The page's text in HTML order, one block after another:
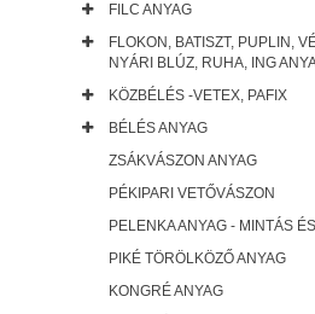
FILC ANYAG
FLOKON, BATISZT, PUPLIN,
NYÁRI BLÚZ, RUHA, ING
KÖZBÉLÉS -VETEX, PAFIX
BÉLÉS ANYAG
ZSÁKVÁSZON ANYAG
PÉKIPARI VETŐVÁSZON
PELENKA ANYAG - MINTÁS
PIKÉ TÖRÖLKÖZŐ ANYAG
KONGRÉ ANYAG